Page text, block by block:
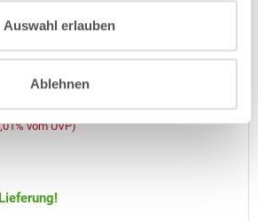
Auswahl erlauben
Ablehnen
POOLSANA HQ 6,00 x 3,20 x 1,50
vom UVP)